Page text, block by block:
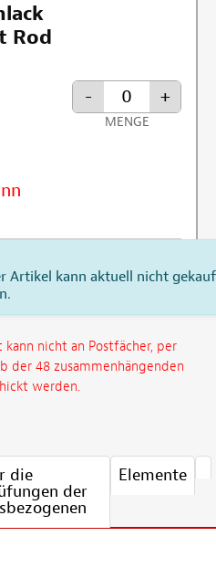
Rod
- +
MENGE
Artikel kann aktuell nicht
kann nicht an Postfächer, per
der 48 zusammenhängenden
werden.
die
der
Elemente